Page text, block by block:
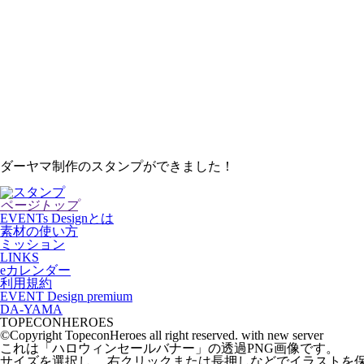
ダーヤマ制作のスタンプができました！
ページトップ
EVENTs Designとは
素材の使い方
ミッション
LINKS
eカレンダー
利用規約
EVENT Design premium
DA-YAMA
TOPECONHEROES
©Copyright TopeconHeroes all right reserved. with new server
これは「 ハロウィンセールバナー 」の透過PNG画像です。
サイズを選択し、 右クリックまたは長押しなどでイラストを